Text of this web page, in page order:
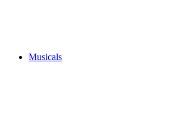
Musicals